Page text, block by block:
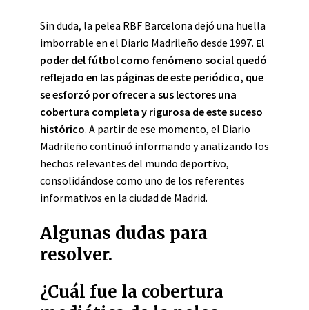
Sin duda, la pelea RBF Barcelona dejó una huella
imborrable en el Diario Madrileño desde 1997. El
poder del fútbol como fenómeno social quedó
reflejado en las páginas de este periódico, que
se esforzó por ofrecer a sus lectores una
cobertura completa y rigurosa de este suceso
histórico. A partir de ese momento, el Diario
Madrileño continuó informando y analizando los
hechos relevantes del mundo deportivo,
consolidándose como uno de los referentes
informativos en la ciudad de Madrid.
Algunas dudas para
resolver.
¿Cuál fue la cobertura